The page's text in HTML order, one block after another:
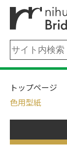
トップページ
色用型紙